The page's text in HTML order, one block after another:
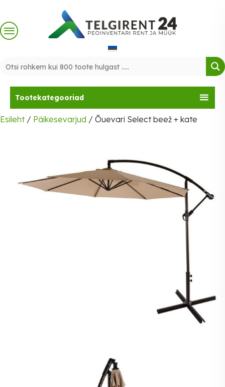
content
Tootekategooriad
Esileht/ Päikesevarjud / Õuevari Select beež + kate